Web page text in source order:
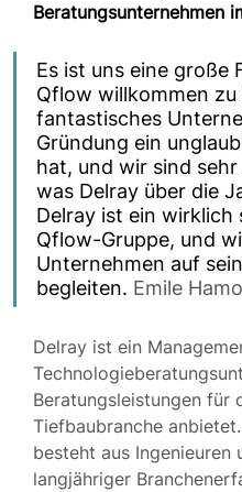
Beratungsunternehmen
Es ist uns eine große
Qflow willkommen
fantastisches
Gründung ein
hat, und wir sind
was Delray über die
Delray ist ein
Qflow-Gruppe, und
Unternehmen auf
begleiten. Emile
Delray ist ein
Beratungsleistungen für
Tiefbaubranche
besteht aus Ingenieuren
langjähriger